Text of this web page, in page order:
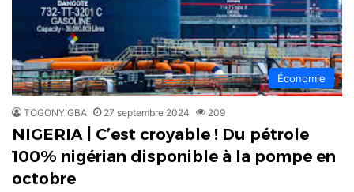
Économie
TOGONYIGBA 27 septembre 2024 209
NIGERIA | C’est croyable ! Du pétrole
100% nigérian disponible à la pompe en
octobre